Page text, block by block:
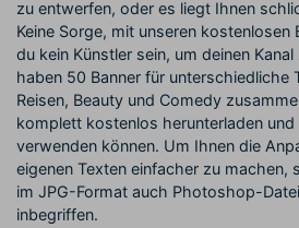
zu entwerfen, oder es liegt Ihnen
Keine Sorge, mit unseren kostenlosen
du kein Künstler sein, um deinen
haben 50 Banner für unterschiedliche
Reisen, Beauty und Comedy
komplett kostenlos herunterladen und
verwenden können. Um Ihnen die
eigenen Texten einfacher zu machen,
im JPG-Format auch Photoshop-
inbegriffen.